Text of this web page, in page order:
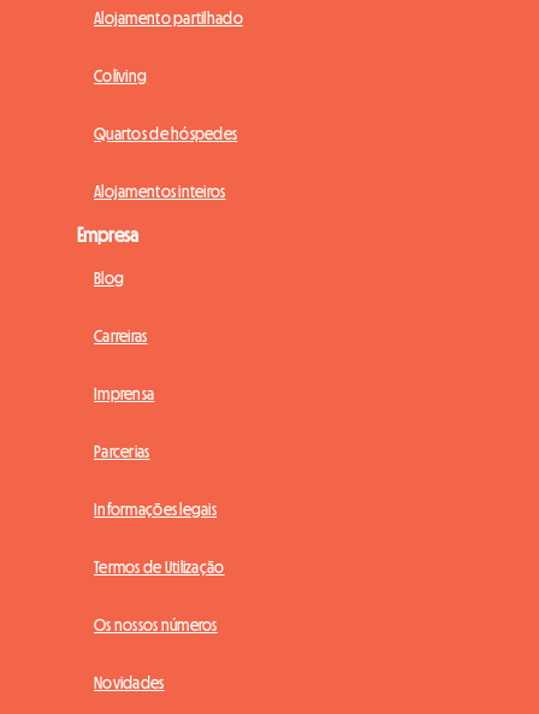
Alojamento partilhado
Coliving
Quartos de hóspedes
Alojamentos inteiros
Empresa
Blog
Carreiras
Imprensa
Parcerias
Informações legais
Termos de Utilização
Os nossos números
Novidades